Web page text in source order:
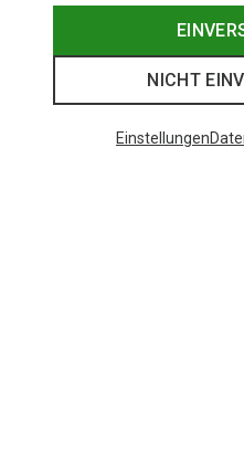
NICHT
Einstellungen